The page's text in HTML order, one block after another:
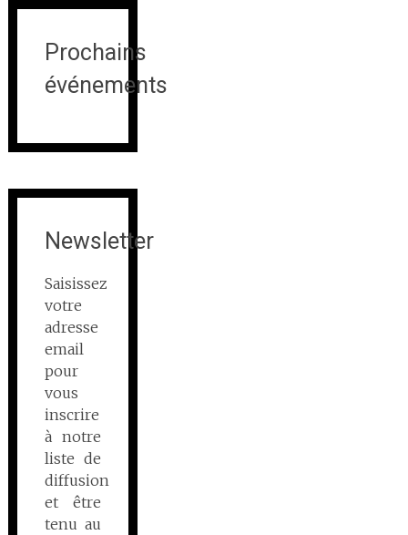
Prochains
événements
Newsletter
Saisissez
votre
adresse
email
pour
vous
inscrire
à notre
liste de
diffusion
et être
tenu au